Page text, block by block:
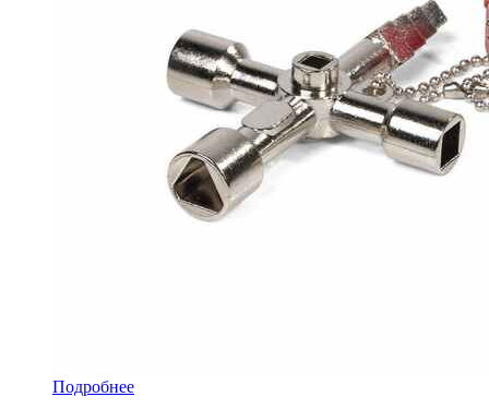
Подробнее